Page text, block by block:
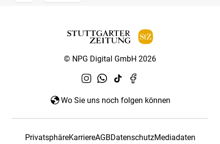
© NPG Digital GmbH 2026
Wo Sie uns noch folgen können
PrivatsphäreKarriereAGBDatenschutzMediadaten